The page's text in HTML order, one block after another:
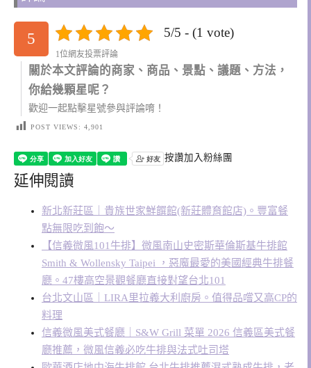
5 5/5 - (1 vote)
1位網友投票評論
關於本文評論的商家、商品、景點、議題、方法，
你給幾顆星呢？
歡迎一起點擊星號參與評論唷！
POST VIEWS: 4,901
按讚加入粉絲團
延伸閱讀
新北新莊區｜貴族世家鮮饌館(新莊體育館店)。豐富餐
點無限吃到飽～
【信義微風101牛排】微風南山史密斯華倫斯基牛排館
Smith & Wollensky Taipei ，惡魔最愛的美國經典牛排餐
廳。47樓高空景觀餐廳直接對望台北101
台北文山區｜LIRA里拉義大利廚房。值得品嚐又高CP的
料理
信義微風美式餐廳｜S&W Grill 菜單 2026 信義區美式餐
廳推薦，微風信義必吃牛排與法式吐司塔